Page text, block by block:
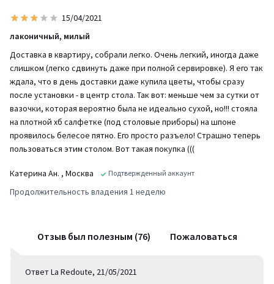
15/04/2021
лаконичный, милый
Доставка в квартиру, собрали легко. Очень легкий, иногда даже
слишком (легко сдвинуть даже при полной сервировке). Я его так
ждала, что в день доставки даже купила цветы, чтобы сразу
после установки - в центр стола. Так вот: меньше чем за сутки от
вазочки, которая вероятно была не идеально сухой, но!!! стояла
на плотной хб салфетке (под столовые приборы) на шпоне
проявилось белесое пятно. Его просто разъело! Страшно теперь
пользоваться этим столом. Вот такая покупка (((
Катерина Ан. , Москва Подтвержденный аккаунт
Продолжительность владения 1 неделю
Отзыв был полезным (76) Пожаловаться
Ответ La Redoute, 21/05/2021